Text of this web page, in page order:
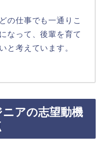
の仕事でも一通りこ
なって、後輩を育て
と考えています。
アの志望動機